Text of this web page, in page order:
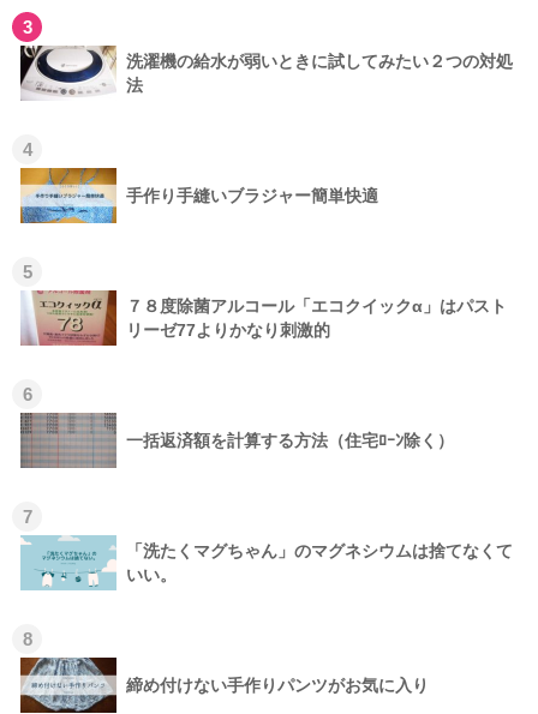
3
洗濯機の給水が弱いときに試してみたい２つの対処
法
4
手作り手縫いブラジャー簡単快適
5
７８度除菌アルコール「エコクイックα」はパスト
リーゼ77よりかなり刺激的
6
一括返済額を計算する方法（住宅ﾛｰﾝ除く）
7
「洗たくマグちゃん」のマグネシウムは捨てなくて
いい。
8
締め付けない手作りパンツがお気に入り